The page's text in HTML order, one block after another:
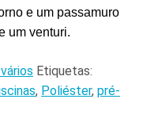
e um passamuro
um venturi.
Etiquetas:
, Poliéster, pré-